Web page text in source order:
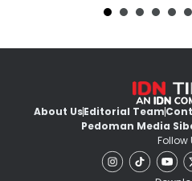
About UsEditorial Team
Pedoman Media
Follow